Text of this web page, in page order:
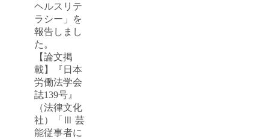
ヘルスリテ
ラシー」を
報告しまし
た。
【論文掲
載】『日本
労働法学会
誌139号』
（法律文化
社）「Ⅲ 芸
能従事者に